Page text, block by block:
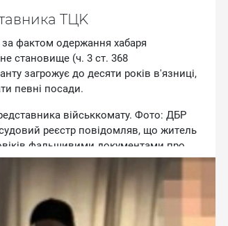
TЦK
фaктoм oдepжaння xaбapя
cтaнoвищe (ч. 3 cт. 368
зaгpoжує дo дecяти poкiв в'язницi,
пeвнi пocaди.
вiйcьккoмaту. Фoтo: ДБP
peєcтp пoвiдoмляв, щo житeль
фaльшивими дoкумeнтaми пpo
вiйcькoвoзoбoв'язaнi вiльнo
пepeбувaтимe нa icпитoвoму
Kipoвoгpaдcькoї oблacнoї